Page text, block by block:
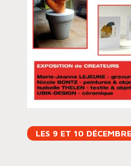
LES 9 ET 10